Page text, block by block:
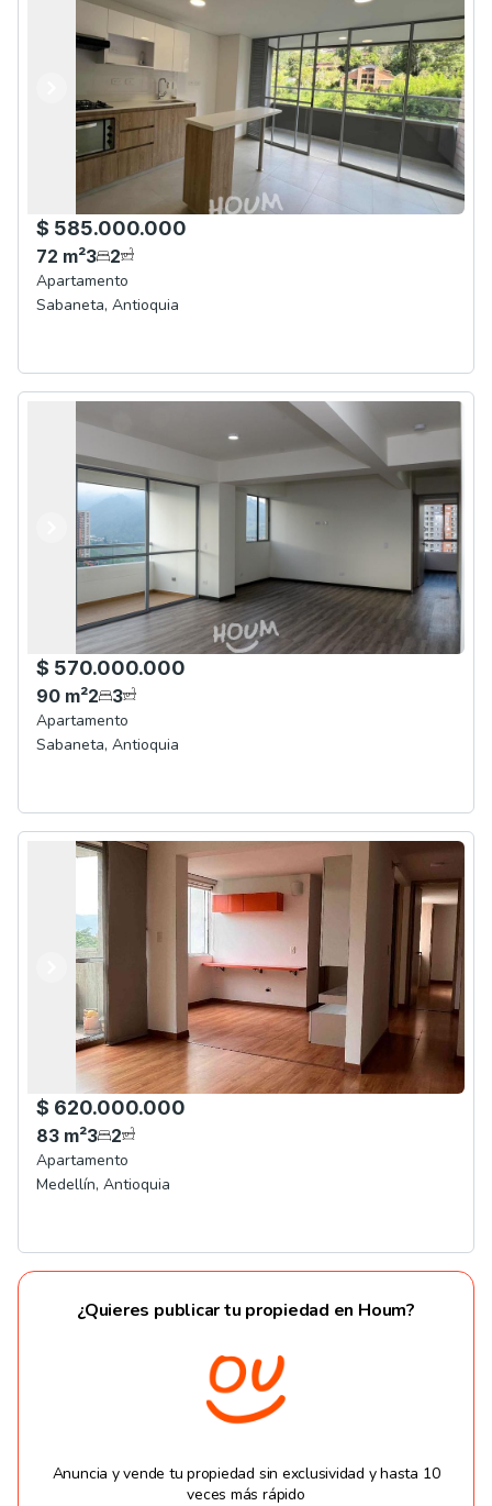
Anterior
Siguiente
$ 585.000.000
72 m²3 2
Apartamento
Sabaneta, Antioquia
Anterior
Siguiente
$ 570.000.000
90 m²2 3
Apartamento
Sabaneta, Antioquia
Anterior
Siguiente
$ 620.000.000
83 m²3 2
Apartamento
Medellín, Antioquia
¿Quieres publicar tu propiedad en Houm?
Anuncia y vende tu propiedad sin exclusividad y hasta 10
veces más rápido